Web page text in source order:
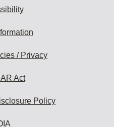
/ Privacy
Act
Policy